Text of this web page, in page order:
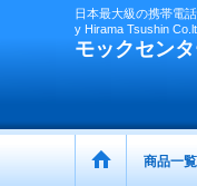
日本最大級の携帯電
y Hirama Tsushin
モックセン
商品一覧